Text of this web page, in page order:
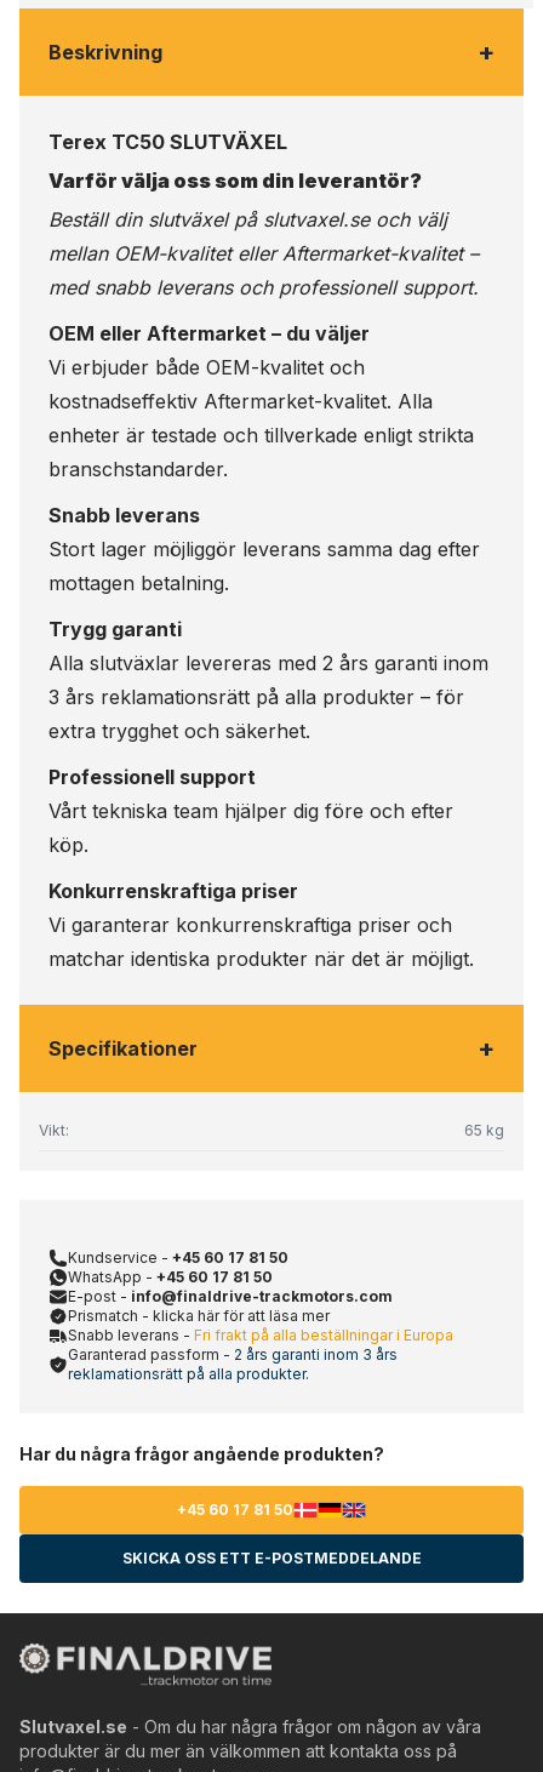
Beskrivning +
Terex TC50 SLUTVÄXEL
Varför välja oss som din leverantör?
Beställ din slutväxel på slutvaxel.seoch välj
mellan OEM-kvalitet eller Aftermarket-kvalitet –
med snabb leverans och professionell support.
OEM eller Aftermarket – du väljer
Vi erbjuder både OEM-kvalitet och
kostnadseffektiv Aftermarket-kvalitet. Alla
enheter är testade och tillverkade enligt strikta
branschstandarder.
Snabb leverans
Stort lager möjliggör leverans samma dag efter
mottagen betalning.
Trygg garanti
Alla slutväxlar levereras med 2 års garanti inom
3 års reklamationsrätt på alla produkter – för
extra trygghet och säkerhet.
Professionell support
Vårt tekniska team hjälper dig före och efter
köp.
Konkurrenskraftiga priser
Vi garanterar konkurrenskraftiga priser och
matchar identiska produkter när det är möjligt.
Specifikationer +
Vikt: 65 kg
Kundservice - +45 60 17 81 50
WhatsApp - +45 60 17 81 50
E-post - info@finaldrive-trackmotors.com
Prismatch - klicka här för att läsa mer
Snabb leverans - Fri frakt på alla beställningar i Europa
Garanterad passform - 2 års garanti inom 3 års
reklamationsrätt på alla produkter.
Har du några frågor angående produkten?
+45 60 17 81 50
SKICKA OSS ETT E-POSTMEDDELANDE
Slutvaxel.se - Om du har några frågor om någon av våra
produkter är du mer än välkommen att kontakta oss på